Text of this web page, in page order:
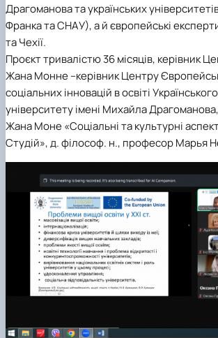
Драгоманова та українських
Франка та СНАУ), а й європейські
та Чехії.
Проєкт тривалістю 36 місяців, керівник
Жана Монне –керівник Центру
соціальних інновацій в освіті
університету імені Михайла
Жана Моне «Соціальні та культурні
Студій», д. філософ. н., професор Марья